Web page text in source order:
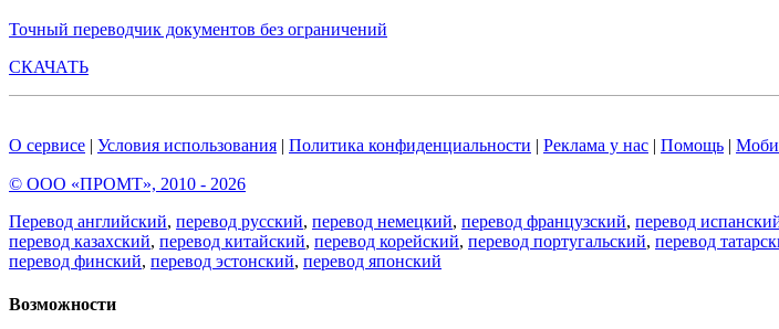
Точный переводчик документов без ограничений
СКАЧАТЬ
О сервисе | Условия использования | Политика конфиденциальности | Реклама у нас | Помощь |
© ООО «ПРОМТ», 2010 - 2026
Перевод английский, перевод русский, перевод немецкий, перевод французский, перевод
перевод казахский, перевод китайский, перевод корейский, перевод португальский, перевод
перевод финский, перевод эстонский, перевод японский
Возможности